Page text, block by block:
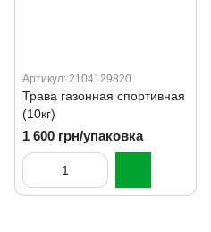
Артикул: 2104129820
Трава газонная спортивная
(10кг)
1 600 грн/упаковка